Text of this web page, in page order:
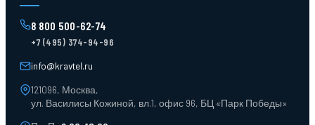
Поддоны
Ящики пластиковые
Тара пласт. и металл.
Тележки для склада
8 800 500-62-74
+7 (495) 374-94-96
info@kravtel.ru
121096, Москва,
ул. Василисы Кожиной, вл.1, офис 96, БЦ «Парк Победы»